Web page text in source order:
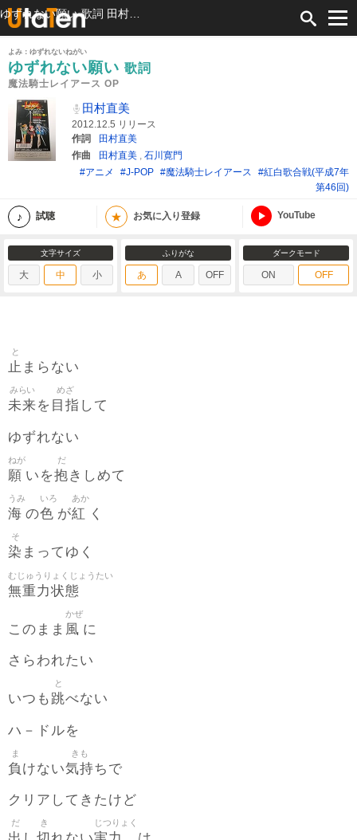
よみ：ゆずれないねがい
ゆずれない願い 歌詞
魔法騎士レイアース OP
田村直美
2012.12.5 リリース
作詞
田村直美
作曲
田村直美 , 石川寛門
#アニメ
#J-POP #魔法騎士レイアース
#紅白歌合戦(平成7年
第46回)
試聴 ★ お気に入り登録 YouTube
文字サイズ
大 中 小
ふりがな
あ A OFF
ダークモード
ON OFF
止
と
まらない
未来
みらい
を 目指
めざ
して
ゆずれない
願
ねが
いを抱
だ
きしめて
海
うみ
の色
いろ
が紅
あか
く
染
そ
まってゆく
無重力状態
むじゅうりょくじょうたい
このまま 風
かぜ
に
さらわれたい
いつも 跳
と
べない
ハ－ドルを
負
ま
けない気持
きも
ちで
クリアしてきたけど
だ き じつりょく